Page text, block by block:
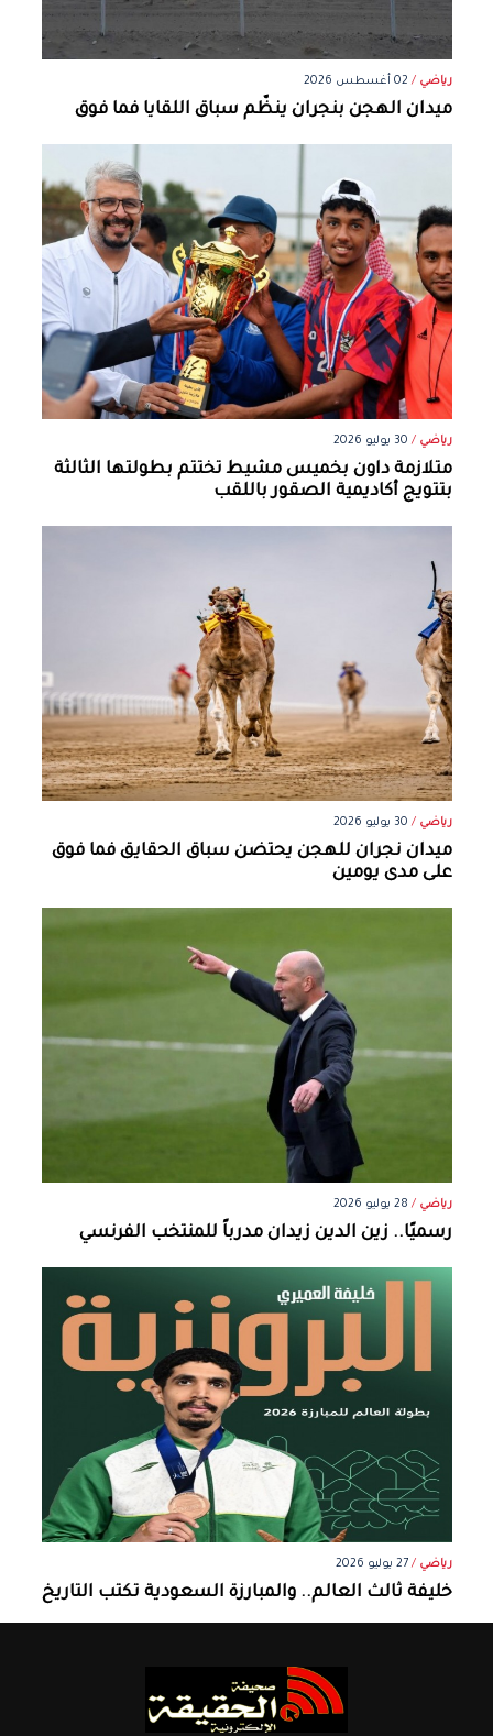
رياضي / 02 أغسطس 2026
ميدان الهجن بنجران ينظّم سباق اللقايا فما فوق
رياضي / 30 يوليو 2026
متلازمة داون بخميس مشيط تختتم بطولتها الثالثة
بتتويج أكاديمية الصقور باللقب
رياضي / 30 يوليو 2026
ميدان نجران للهجن يحتضن سباق الحقايق فما فوق
على مدى يومين
رياضي / 28 يوليو 2026
رسميًا.. زين الدين زيدان مدرباً للمنتخب الفرنسي
رياضي /27 يوليو 2026
خليفة ثالث العالم.. والمبارزة السعودية تكتب التاريخ